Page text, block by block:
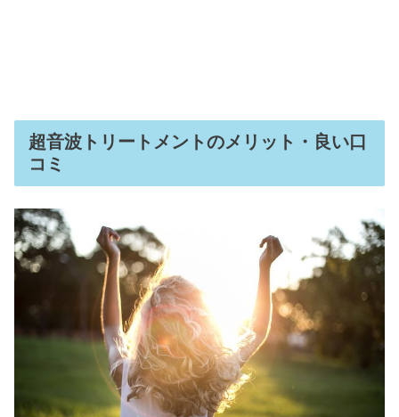
超音波トリートメントのメリット・良い口
コミ